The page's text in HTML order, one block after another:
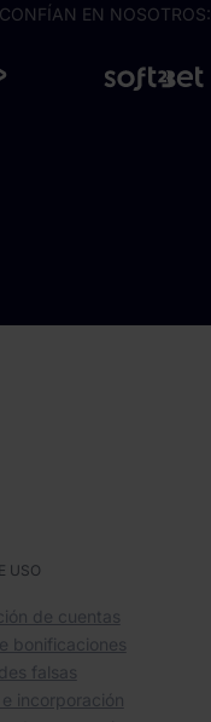
EN NOSOTROS:
USO
de cuentas
bonificaciones
falsas
incorporación